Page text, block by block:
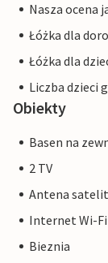
Nasza ocena
Łóżka dla
Łóżka dla
Liczba dzieci
Obiekty
Basen na
2 TV
Antena
Internet Wi-Fi
Bieznia